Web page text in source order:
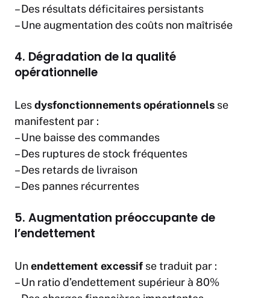
– Des résultats déficitaires persistants
– Une augmentation des coûts non maîtrisée
4. Dégradation de la qualité
opérationnelle
Lesdysfonctionnements opérationnels se
manifestent par :
– Une baisse des commandes
– Des ruptures de stock fréquentes
– Des retards de livraison
– Des pannes récurrentes
5. Augmentation préoccupante de
l’endettement
Unendettement excessif se traduit par :
– Un ratio d’endettement supérieur à 80%